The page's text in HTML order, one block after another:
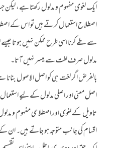
ایک لغوی مفہوم و مدلول رکھتا ہے،
اصطلاح استعمال کرتے ہیں تو اس کے
سے طے کرنا اسی طرح ممکن نہیں ہوتا جیسے
مدلول صرف لغت سے میسر نہیں آتا۔
بالفرض اگر لغت ہی کو اصل الاصول بنانا
اصل معنی اور اصلی مدلول کے لیے
تاویل کے لغوی اور اصطلاحی مفہوم و
اقسام کی جانب متوجہ ہو جاتے ہیں۔ ان